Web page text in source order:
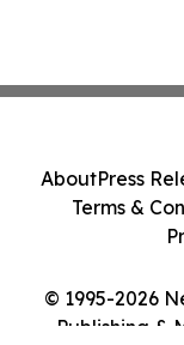
© 1995-2026
Publishing &
AboutPress
Terms &